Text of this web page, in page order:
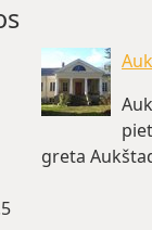
greta